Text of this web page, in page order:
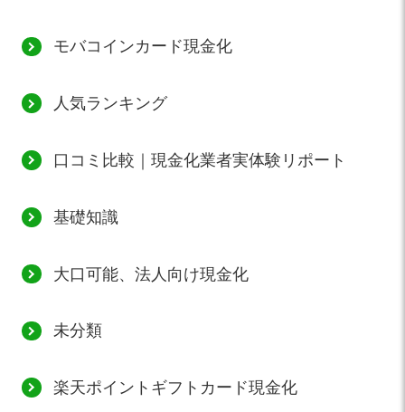
モバコインカード現金化
人気ランキング
口コミ比較｜現金化業者実体験リポート
基礎知識
大口可能、法人向け現金化
未分類
楽天ポイントギフトカード現金化